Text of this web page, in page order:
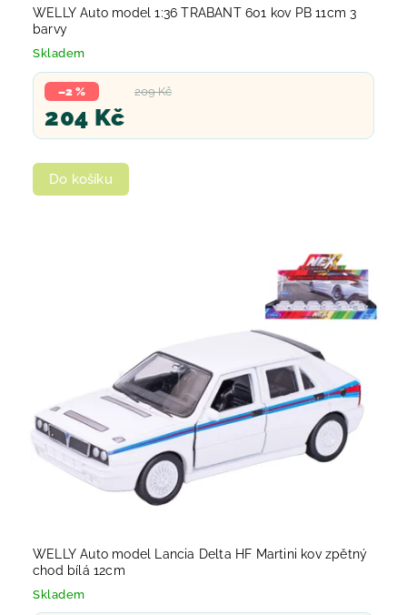
WELLY Auto model 1:36 TRABANT 601 kov PB 11cm 3
barvy
Skladem
209 Kč
–2 %
204 Kč
Do košíku
WELLY Auto model Lancia Delta HF Martini kov zpětný
chod bílá 12cm
Skladem